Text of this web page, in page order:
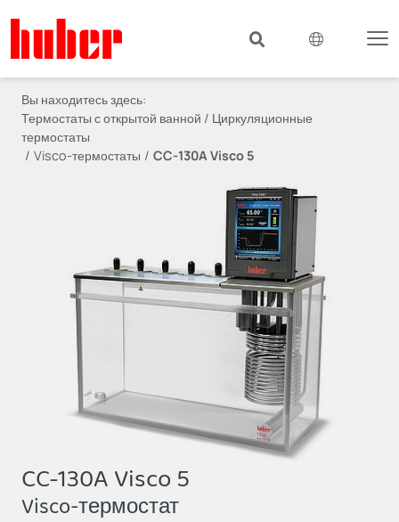
Вы находитесь здесь:
Термостаты с открытой ванной / Циркуляционные
термостаты
Visco-термостаты
CC-130A Visco 5
CC-130A Visco 5
Visco-термостат